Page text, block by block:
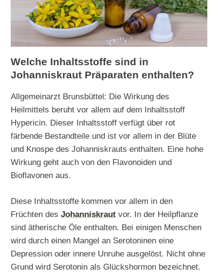
Welche Inhaltsstoffe sind in
Johanniskraut Präparaten enthalten?
Allgemeinarzt Brunsbüttel: Die Wirkung des
Heilmittels beruht vor allem auf dem Inhaltsstoff
Hypericin. Dieser Inhaltsstoff verfügt über rot
färbende Bestandteile und ist vor allem in der Blüte
und Knospe des Johanniskrauts enthalten. Eine hohe
Wirkung geht auch von den Flavonoiden und
Bioflavonen aus.
Diese Inhaltsstoffe kommen vor allem in den
Früchten desJohanniskraut vor. In der Heilpflanze
sind ätherische Öle enthalten. Bei einigen Menschen
wird durch einen Mangel an Serotoninen eine
Depression oder innere Unruhe ausgelöst. Nicht ohne
Grund wird Serotonin als Glückshormon bezeichnet.